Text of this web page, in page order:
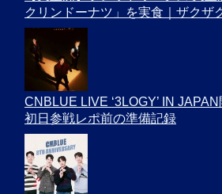
クリンドーナツ」を実食｜ザクザ
CNBLUE LIVE ‘3LOGY’ IN
初日参戦レポ前の準備記録